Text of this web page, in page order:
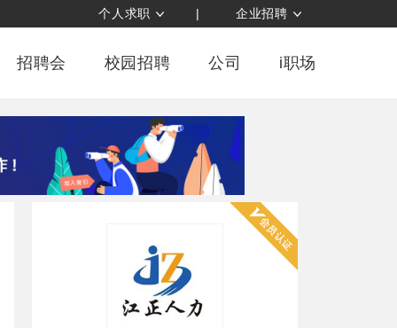
个人求职 | 企业招聘
招聘会 校园招聘 公司 i职场